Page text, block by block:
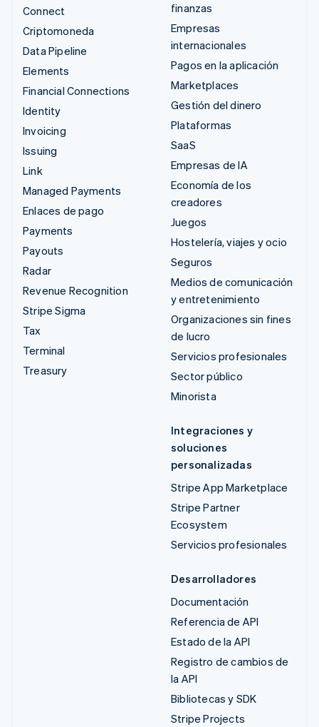
Connect
Criptomoneda
Data Pipeline
Elements
Financial Connections
Identity
Invoicing
Issuing
Link
Managed Payments
Enlaces de pago
Payments
Payouts
Radar
Revenue Recognition
Stripe Sigma
Tax
Terminal
Treasury
finanzas
Empresas
internacionales
Pagos en la aplicación
Marketplaces
Gestión del dinero
Plataformas
SaaS
Empresas de IA
Economía de los
creadores
Juegos
Hostelería, viajes y ocio
Seguros
Medios de comunicación
y entretenimiento
Organizaciones sin fines
de lucro
Servicios profesionales
Sector público
Minorista
Integraciones y
soluciones
personalizadas
Stripe App Marketplace
Stripe Partner
Ecosystem
Servicios profesionales
Desarrolladores
Documentación
Referencia de API
Estado de la API
Registro de cambios de
la API
Bibliotecas y SDK
Stripe Projects